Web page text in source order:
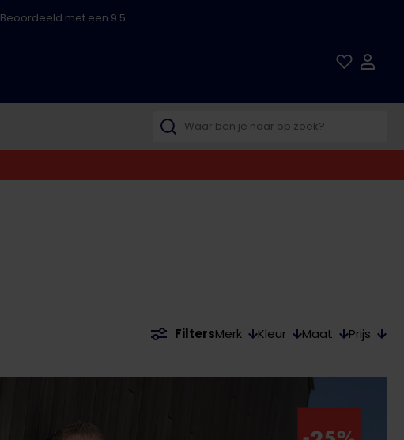
Beoordeeld met een 9.5
FiltersMerk Kleur Maat Prijs